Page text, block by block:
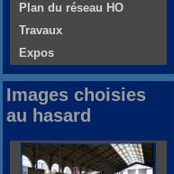
Plan du réseau HO
Travaux
Expos
Images choisies
au hasard